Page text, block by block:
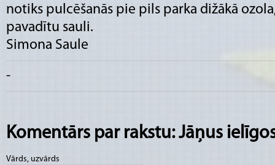
notiks pulcēšanās pie pils parka dižākā
pavadītu sauli.
Simona Saule
-
Komentārs par rakstu: Jāņus
Vārds, uzvārds